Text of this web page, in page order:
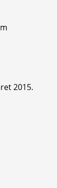
2015.